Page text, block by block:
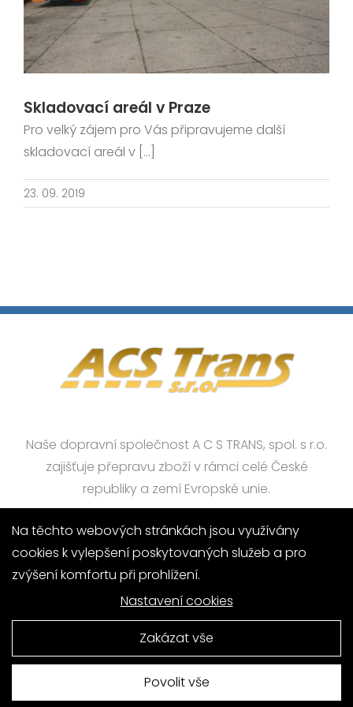
Skladovací areál v Praze
Pro velký zájem pro Vás připravujeme další
skladovací areál v [...]
23. 09. 2019
Naše dopravní společnost A C S TRANS, spol. s r.o.
zajišťuje přepravu zboží v rámci celé České
republiky a zemí Evropské unie.
Domů O firmě
Služby
Vozový park
Novinky
Vytvořila digitální agentura4WORKS Solutions
Na těchto webových stránkách jsou využívány
cookies k vylepšení poskytovaných služeb a pro
zvýšení komfortu při prohlížení.
Nastavení cookies
Zakázat vše
Povolit vše